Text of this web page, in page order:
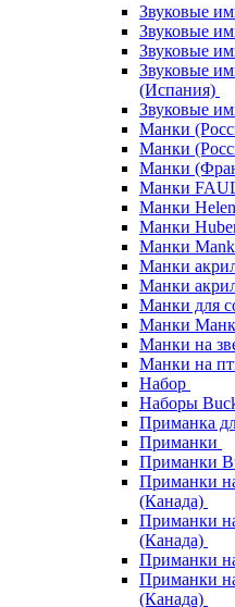
Звуковые
Звуковые
Звуковые
Звуковые
(Испания)
Звуковые
Манки
Манки
Манки
Манки
Манки
Манки
Манки
Манки
Манки
Манки для
Манки
Манки на
Манки на
Набор
Наборы
Приманка
Приманки
Приманки
Приманки
(Канада)
Приманки
(Канада)
Приманки
Приманки
(Канада)